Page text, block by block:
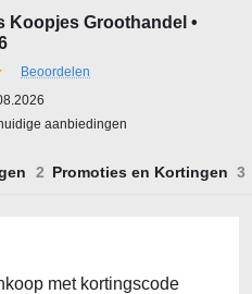
Koopjes Groothandel •
Beoordelen
aanbiedingen
Promoties en Kortingen
met kortingscode